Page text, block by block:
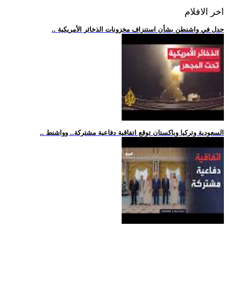
اخر الافلام
.. جدل في واشنطن بشأن استنزاف مخزونات الذخائر الأمريكية
.. السعودية وتركيا وباكستان توقع اتفاقية دفاعية مشتركة.. وواشنط